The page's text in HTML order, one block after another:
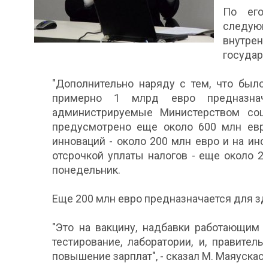
По
"Дополнительно наряду с тем, что
примерно 1 млрд евро
администрируемые Министерством
предусмотрено еще около 600 млн
инноваций - около 200 млн евро и на
отсрочкой уплаты налогов - еще
понедельник.
Еще 200 млн евро предназначается для
"Это на вакцину, надбавки
тестирование, лаборатории, и,
повышение зарплат", - сказал М.